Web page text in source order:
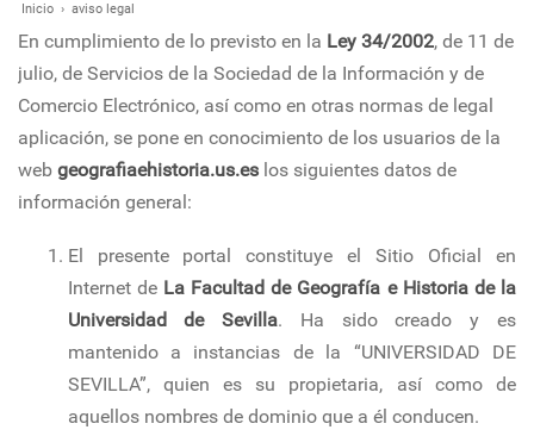
Ruta
de
navegación
Inicio aviso legal
En cumplimiento de lo previsto en la Ley 34/2002, de 11 de
julio, de Servicios de la Sociedad de la Información y de
Comercio Electrónico, así como en otras normas de legal
aplicación, se pone en conocimiento de los usuarios de la
web geografiaehistoria.us.es los siguientes datos de
información general:
El presente portal constituye el Sitio Oficial en
Internet de La Facultad de Geografía e Historia de la
Universidad de Sevilla. Ha sido creado y es
mantenido a instancias de la “UNIVERSIDAD DE
SEVILLA”, quien es su propietaria, así como de
aquellos nombres de dominio que a él conducen.